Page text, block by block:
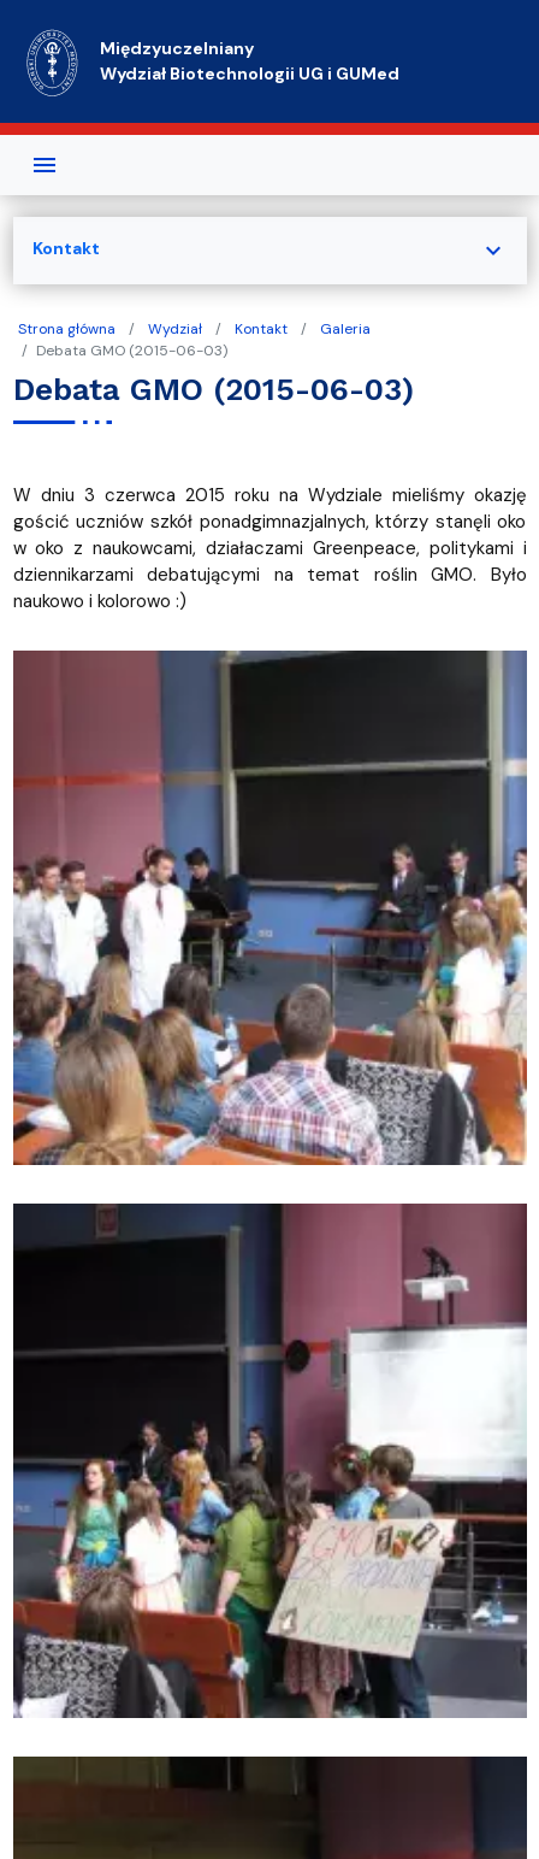
Międzyuczelniany
Wydział Biotechnologii UG i GUMed
Strona główna Wydział Kontakt
Galeria
Debata GMO (2015-06-03)
Debata GMO (2015-06-03)
W dniu 3 czerwca 2015 roku na Wydziale mieliśmy okazję
gościć uczniów szkół ponadgimnazjalnych, którzy stanęli oko
w oko z naukowcami, działaczami Greenpeace, politykami i
dziennikarzami debatującymi na temat roślin GMO. Było
naukowo i kolorowo :)
Kontakt expand_more